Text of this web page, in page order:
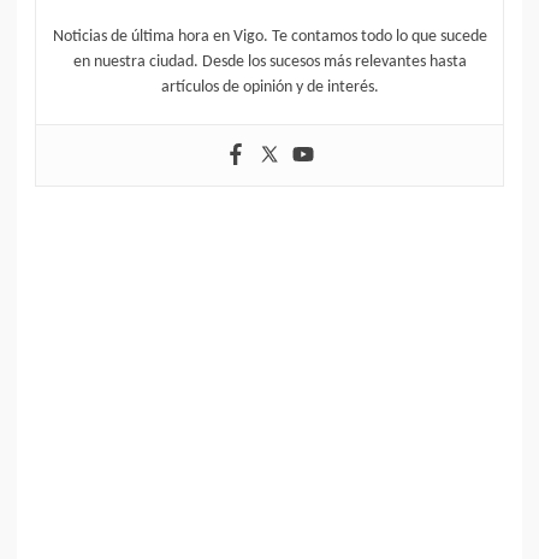
Noticias de última hora en Vigo. Te contamos todo lo que sucede
en nuestra ciudad. Desde los sucesos más relevantes hasta
artículos de opinión y de interés.